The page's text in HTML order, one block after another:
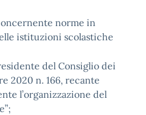
norme in
istituzioni scolastiche
del Consiglio dei
2020 n. 166, recante
l’organizzazione del